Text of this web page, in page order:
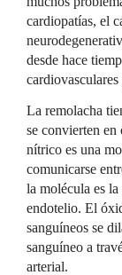
cardiopatías, el
desde hace
La remolacha
se convierten
nítrico es una
comunicarse
la molécula es la
endotelio. El
sanguíneos se
sanguíneo a
arterial.